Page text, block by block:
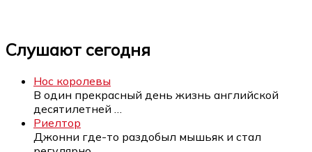
Слушают сегодня
Нос королевы
В один прекрасный день жизнь английской
десятилетней
Риелтор
Джонни где-то раздобыл мышьяк и стал